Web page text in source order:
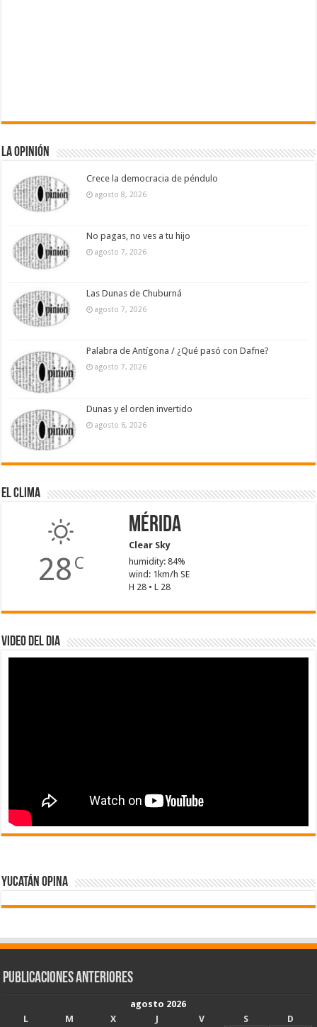
La Opinión
Crece la democracia de péndulo
agosto 8, 2026
No pagas, no ves a tu hijo
agosto 7, 2026
Las Dunas de Chuburná
agosto 7, 2026
Palabra de Antígona / ¿Qué pasó con Dafne?
agosto 7, 2026
Dunas y el orden invertido
agosto 6, 2026
El Clima
28 C
Mérida
Clear Sky
humidity: 84%
wind: 1km/h SE
H 28 • L 28
Video del dia
Yucatán Opina
Publicaciones Anteriores
agosto 2026
L
M X J V S
D